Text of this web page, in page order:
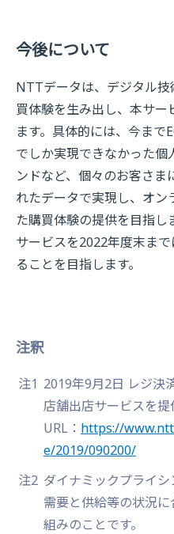
今後について
NTTデータは、デジタル
買体験を生み出し、本サ
ます。具体的には、今まで
でしか実現できなかった個
ンドなど、個々のお客さま
れたデータで実現し、オ
た購買体験の提供を目指
サービスを2022年度末ま
ることを目指します。
注釈
注1 2019年9月2日 レジ決
店舗出店サービスを提
URL： https://
e/2019/090200/
注2 ダイナミックプライ
需要と供給等の状況
組みのことです。